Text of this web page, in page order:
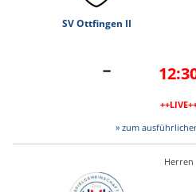
SV Ottfingen II
-
» zum
Herren